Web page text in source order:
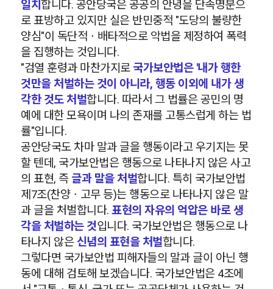
일치합니다. 공안당국은 공공의 안녕을 단속명분으
로 표방하고 있지만 실은 반민중적 "도당의 불량한
양심"이 독단적ㆍ배타적으로 악법을 제정하여 폭력
을 집행하는 것입니다.
"검열 훈령과 마찬가지로 국가보안법은 '내가 행한
것만을 처벌하는 것이 아니라, 행동 이외에 내가 생
각한 것도 처벌합니다. 따라서 그 법률은 공민의 명
예에 대한 모욕이며 나의 존재를 고통스럽게 하는 법
률"입니다.
공안당국도 차마 말과 글을 행동이라고 우기지는 못
할 텐데, 국가보안법은 행동으로 나타나지 않은 사고
의 표현, 즉글과 말을 처벌합니다. 특히 국가보안법
제7조(찬양ㆍ고무 등)는 행동으로 나타나지 않은 말
과 글을 처벌합니다.표현의 자유의 억압은 바로 생
각을 처벌하는 것입니다. 국가보안법은 행동으로 나
타나지 않은 신념의 표현을 처벌합니다.
그렇다면 국가보안법 피해자들의 말과 글이 아닌 행
동에 대해 검토해 보겠습니다. 국가보안법은 4조에